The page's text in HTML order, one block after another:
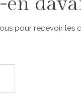
pour recevoir les